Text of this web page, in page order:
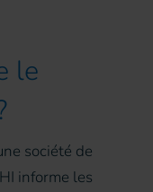
le
société de
informe les